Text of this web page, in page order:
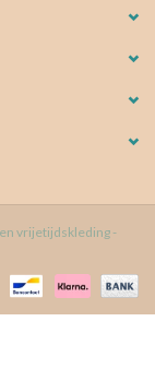
vrijetijdskleding -